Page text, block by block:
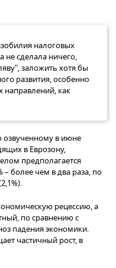
налоговых
не сделала ничего,
заложить хотя бы
развития, особенно
направлений, как
озвученному в июне
в Еврозону,
предполагается
более чем в два раза, по
рецессию, а
по сравнению с
падения экономики.
частичный рост, в